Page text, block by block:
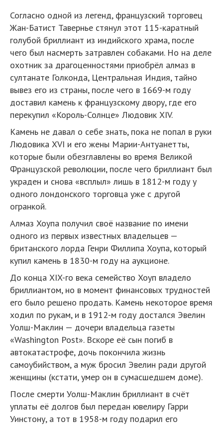
Согласно одной из легенд, французский торговец
Жан-Батист Тавернье стянул этот 115-каратный
голубой бриллиант из индийского храма, после
чего был насмерть затравлен собаками. Но на деле
охотник за драгоценностями приобрёл алмаз в
султанате Голконда, Центральная Индия, тайно
вывез его из страны, после чего в 1669-м году
доставил камень к французскому двору, где его
перекупил «Король-Солнце» Людовик XIV.
Камень не давал о себе знать, пока не попал в руки
Людовика XVI и его жены Марии-Антуанетты,
которые были обезглавлены во время Великой
Французской революции, после чего бриллиант был
украден и снова «всплыл» лишь в 1812-м году у
одного лондонского торговца уже с другой
огранкой.
Алмаз Хоупа получил своё название по имени
одного из первых известных владельцев —
британского лорда Генри Филлипа Хоупа, который
купил камень в 1830-м году на аукционе.
До конца XIX-го века семейство Хоуп владело
бриллиантом, но в момент финансовых трудностей
его было решено продать. Камень некоторое время
ходил по рукам, и в 1912-м году достался Эвелин
Уолш-Маклин — дочери владельца газеты
«Washington Post». Вскоре её сын погиб в
автокатастрофе, дочь покончила жизнь
самоубийством, а муж бросил Эвелин ради другой
женщины (кстати, умер он в сумасшедшем доме).
После смерти Уолш-Маклин бриллиант в счёт
уплаты её долгов был передан ювелиру Гарри
Уинстону, а тот в 1958-м году подарил его